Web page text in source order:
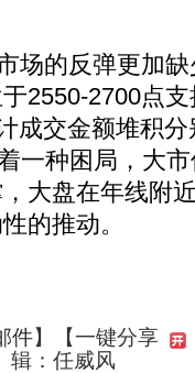
的反弹更加缺
2550-2700点
成交金额堆积
一种困局，大
大盘在年线附
的推动。
件】
【一键分享
辑：任威风